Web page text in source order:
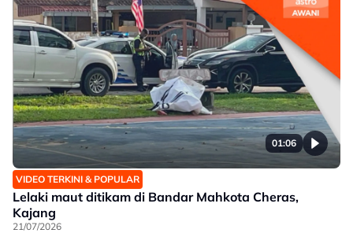
01:06
VIDEO TERKINI & POPULAR
Lelaki maut ditikam di Bandar Mahkota Cheras,
Kajang
21/07/2026